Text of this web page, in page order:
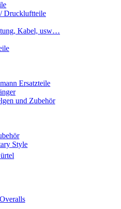
Druckluftteile
Kabel, usw…
Ersatzteile
und Zubehör
Style